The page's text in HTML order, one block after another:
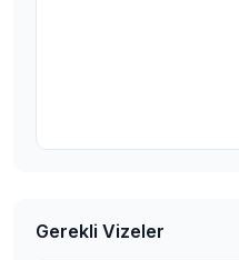
Gerekli Vizeler